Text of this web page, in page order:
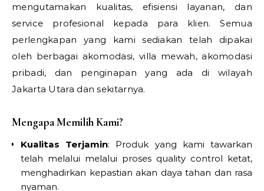
mengutamakan kualitas, efisiensi layanan, dan
service profesional kepada para klien. Semua
perlengkapan yang kami sediakan telah dipakai
oleh berbagai akomodasi, villa mewah, akomodasi
pribadi, dan penginapan yang ada di wilayah
Jakarta Utara dan sekitarnya.
Mengapa Memilih Kami?
Kualitas Terjamin: Produk yang kami tawarkan
telah melalui melalui proses quality control ketat,
menghadirkan kepastian akan daya tahan dan rasa
nyaman.